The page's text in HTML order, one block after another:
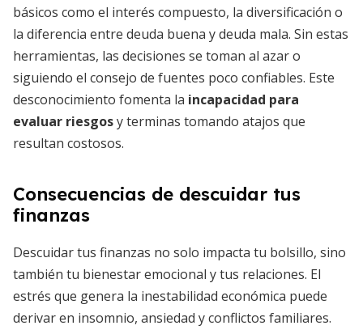
básicos como el interés compuesto, la diversificación o
la diferencia entre deuda buena y deuda mala. Sin estas
herramientas, las decisiones se toman al azar o
siguiendo el consejo de fuentes poco confiables. Este
desconocimiento fomenta la incapacidad para
evaluar riesgosy terminas tomando atajos que
resultan costosos.
Consecuencias de descuidar tus
finanzas
Descuidar tus finanzas no solo impacta tu bolsillo, sino
también tu bienestar emocional y tus relaciones. El
estrés que genera la inestabilidad económica puede
derivar en insomnio, ansiedad y conflictos familiares.